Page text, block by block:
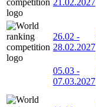
26.02 -
28.02.2027
05.03 -
07.03.2027